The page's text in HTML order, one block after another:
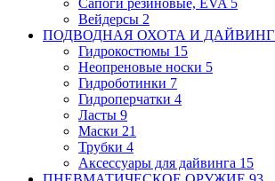
Вейдерсы 2
ПОДВОДНАЯ ОХОТА И ДАЙВИНГ
Гидрокостюмы 15
Неопреновые носки 5
Гидроботинки 7
Гидроперчатки 4
Ласты 9
Маски 21
Трубки 4
Аксессуары для дайвинга 15